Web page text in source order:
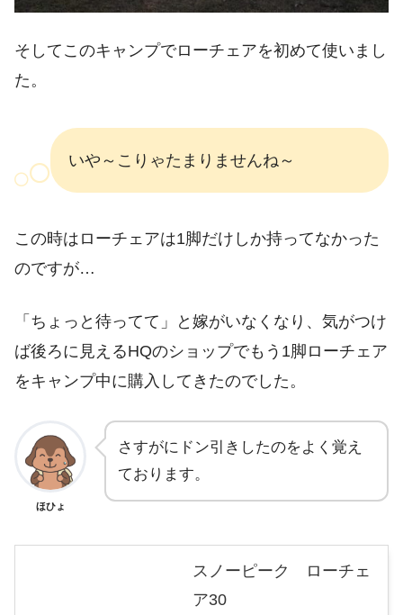
そしてこのキャンプでローチェアを初めて使いまし
た。
いや～こりゃたまりませんね～
この時はローチェアは1脚だけしか持ってなかった
のですが…
「ちょっと待ってて」と嫁がいなくなり、気がつけ
ば後ろに見えるHQのショップでもう1脚ローチェア
をキャンプ中に購入してきたのでした。
ほひょ
さすがにドン引きしたのをよく覚え
ております。
スノーピーク ローチェ
ア30